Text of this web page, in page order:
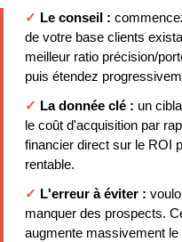
✓ Le conseil :
de votre base clients
meilleur ratio précision/
puis étendez
✓ La donnée clé : un
le coût d'acquisition par
financier direct sur le ROI
rentable.
✓ L'erreur à éviter :
manquer des prospects.
augmente massivement